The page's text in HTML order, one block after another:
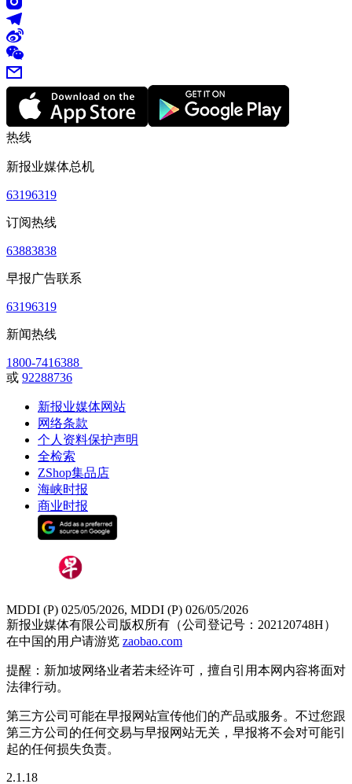
热线
新报业媒体总机
63196319
订阅热线
63883838
早报广告联系
63196319
新闻热线
1800-7416388
或 92288736
新报业媒体网站
网络条款
个人资料保护声明
全检索
ZShop集品店
海峡时报
商业时报
MDDI (P) 025/05/2026, MDDI (P) 026/05/2026
新报业媒体有限公司版权所有（公司登记号：202120748H）
在中国的用户请游览 zaobao.com
提醒：新加坡网络业者若未经许可，擅自引用本网内容将面对
法律行动。
第三方公司可能在早报网站宣传他们的产品或服务。不过您跟
第三方公司的任何交易与早报网站无关，早报将不会对可能引
起的任何损失负责。
2.1.18